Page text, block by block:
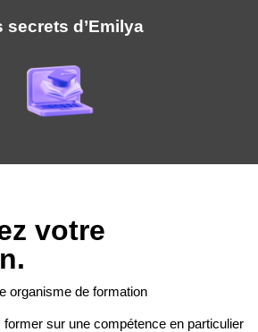
secrets d’Emilya
votre
organisme de formation
sur une compétence en particulier